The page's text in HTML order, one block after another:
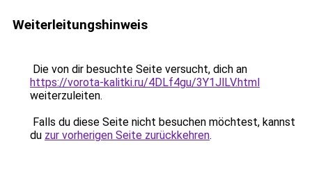
Weiterleitungshinweis
Die von dir besuchte Seite versucht, dich an
https://vorota-kalitki.ru/4DLf4gu/3Y1JlLV.html
weiterzuleiten.
Falls du diese Seite nicht besuchen möchtest, kannst
du zur vorherigen Seite zurückkehren.